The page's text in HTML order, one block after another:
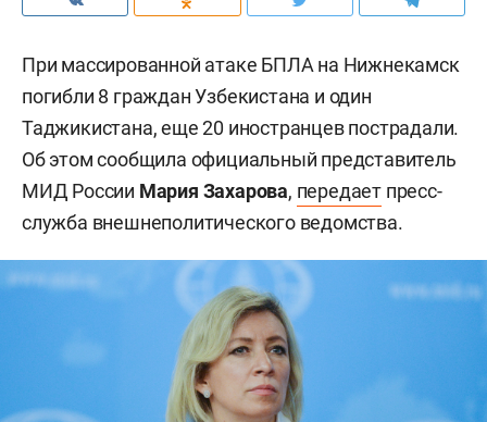
При массированной атаке БПЛА на Нижнекамск
погибли 8 граждан Узбекистана и один
Таджикистана, еще 20 иностранцев пострадали.
Об этом сообщила официальный представитель
МИД России Мария Захарова, передает пресс-
служба внешнеполитического ведомства.